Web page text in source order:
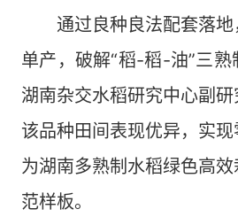
通过良种良法配套落地
单产，破解“稻-稻-油”三熟
湖南杂交水稻研究中心副研
该品种田间表现优异，实现
为湖南多熟制水稻绿色高
范样板。